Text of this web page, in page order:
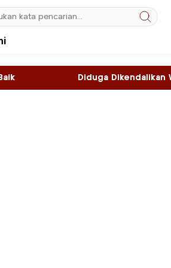
Dikendalikan WNA, Sky Game di